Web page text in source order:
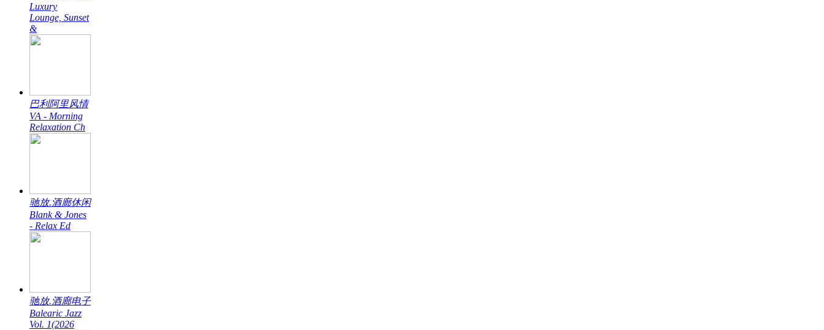
Luxury
Lounge, Sunset
&
巴利阿里风情
VA - Morning
Relaxation Ch
驰放.酒廊休闲
Blank & Jones
- Relax Ed
驰放.酒廊电子
Balearic Jazz
Vol. 1(2026